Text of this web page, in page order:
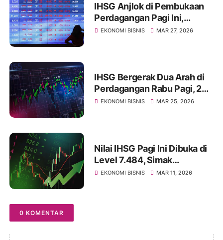
IHSG Anjlok di Pembukaan
Perdagangan Pagi Ini,
Diprediksi Masih Akan
EKONOMI BISNIS MAR 27, 2026
IHSG Bergerak Dua Arah di
Perdagangan Rabu Pagi, 25
Maret 2026, Pasca Libur
EKONOMI BISNIS MAR 25, 2026
Nilai IHSG Pagi Ini Dibuka di
Level 7.484, Simak
Ulasannya
EKONOMI BISNIS MAR 11, 2026
0 KOMENTAR